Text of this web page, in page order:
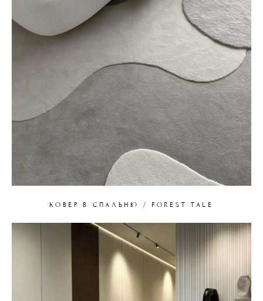
КОВЕР В СПАЛЬНЮ / FOREST TALE